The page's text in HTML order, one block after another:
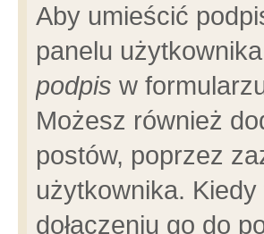
Aby umieścić
panelu
podpis w
Możesz również
postów, poprzez
użytkownika.
dołączeniu go do